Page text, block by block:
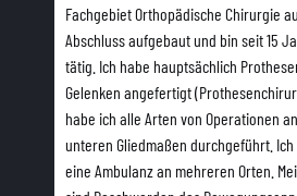
Fachgebiet Orthopädische Chirurgie
Abschluss aufgebaut und bin seit 15
tätig. Ich habe hauptsächlich
Gelenken angefertigt
habe ich alle Arten von Operationen
unteren Gliedmaßen durchgeführt.
eine Ambulanz an mehreren Orten.